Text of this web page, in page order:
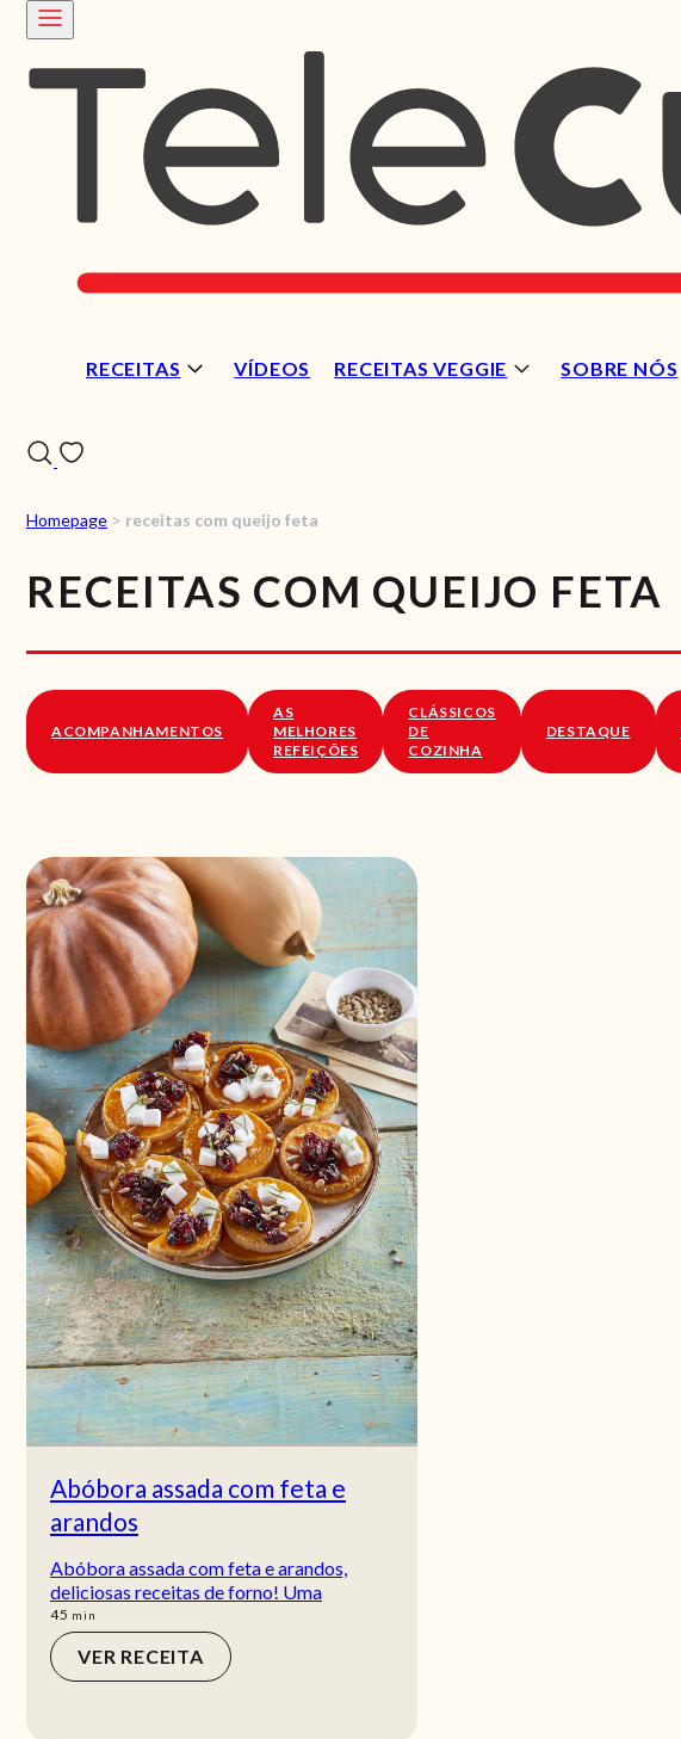
RECEITAS VÍDEOS RECEITAS VEGGIE SOBRE NÓS
Homepage > receitas com queijo feta
RECEITAS COM QUEIJO FETA
ACOMPANHAMENTOS
AS
MELHORES
REFEIÇÕES
CLÁSSICOS
DE
COZINHA
DESTAQUE
Abóbora assada com feta e
arandos
Abóbora assada com feta e arandos,
deliciosas receitas de forno! Uma
45 min
min
VER RECEITA